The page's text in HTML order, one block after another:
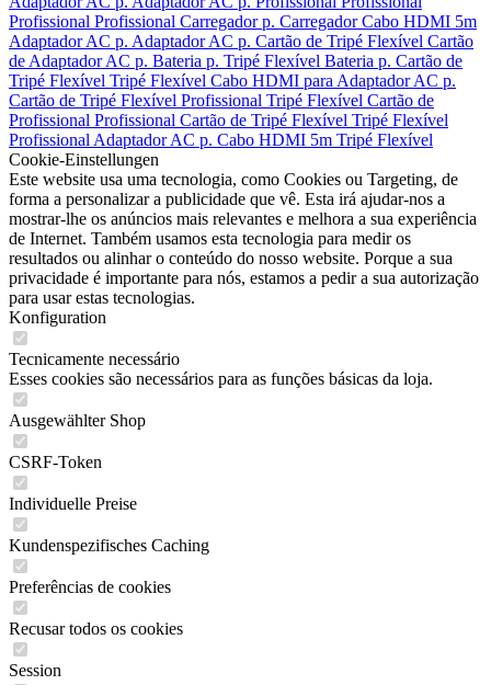
Profissional Profissional Carregador p. CarregadorCabo HDMI 5m
Adaptador AC p. Adaptador AC p. Cartão de Tripé Flexível Cartão
de Adaptador AC p. Bateria p. Tripé Flexível Bateria p. Cartão de
Tripé Flexível Tripé Flexível Cabo HDMI para Adaptador AC p.
Cartão de Tripé Flexível Profissional Tripé Flexível Cartão de
Profissional Profissional Cartão de Tripé Flexível Tripé Flexível
Profissional Adaptador AC p. Cabo HDMI 5m Tripé Flexível
Cookie-Einstellungen
Este website usa uma tecnologia, como Cookies ou Targeting, de
forma a personalizar a publicidade que vê. Esta irá ajudar-nos a
mostrar-lhe os anúncios mais relevantes e melhora a sua experiência
de Internet. Também usamos esta tecnologia para medir os
resultados ou alinhar o conteúdo do nosso website. Porque a sua
privacidade é importante para nós, estamos a pedir a sua autorização
para usar estas tecnologias.
Konfiguration
Tecnicamente necessário
Esses cookies são necessários para as funções básicas da loja.
Ausgewählter Shop
CSRF-Token
Individuelle Preise
Kundenspezifisches Caching
Preferências de cookies
Recusar todos os cookies
Session